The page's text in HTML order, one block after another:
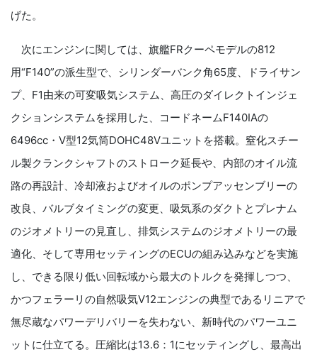
げた。
次にエンジンに関しては、旗艦FRクーペモデルの812
用“F140”の派生型で、シリンダーバンク角65度、ドライサン
プ、F1由来の可変吸気システム、高圧のダイレクトインジェ
クションシステムを採用した、コードネームF140IAの
6496cc・V型12気筒DOHC48Vユニットを搭載。窒化スチー
ル製クランクシャフトのストローク延長や、内部のオイル流
路の再設計、冷却液およびオイルのポンプアッセンブリーの
改良、バルブタイミングの変更、吸気系のダクトとプレナム
のジオメトリーの見直し、排気システムのジオメトリーの最
適化、そして専用セッティングのECUの組み込みなどを実施
し、できる限り低い回転域から最大のトルクを発揮しつつ、
かつフェラーリの自然吸気V12エンジンの典型であるリニアで
無尽蔵なパワーデリバリーを失わない、新時代のパワーユニ
ットに仕立てる。圧縮比は13.6：1にセッティングし、最高出